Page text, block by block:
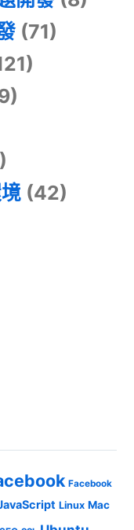
(71)
(42)
Facebook
Linux Mac